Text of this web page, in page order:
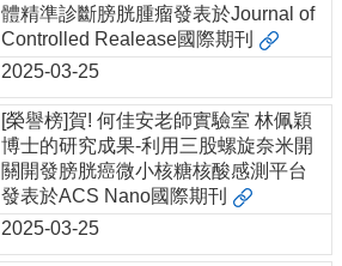
體精準診斷膀胱腫瘤發表於Journal of
Controlled Realease國際期刊
2025-03-25
[榮譽榜]賀! 何佳安老師實驗室 林佩穎
博士的研究成果-利用三股螺旋奈米開
關開發膀胱癌微小核糖核酸感測平台
發表於ACS Nano國際期刊
2025-03-25